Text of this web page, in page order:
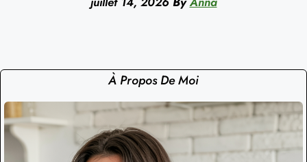
À Propos De Moi